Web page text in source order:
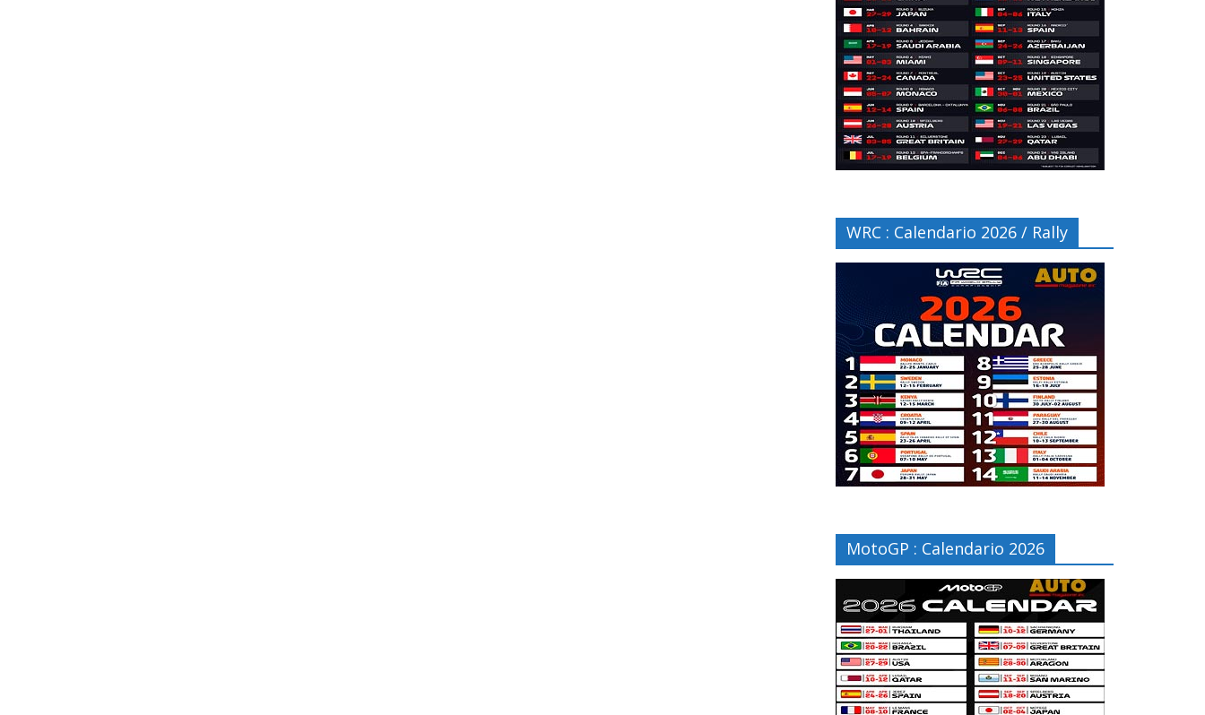
WRC : Calendario 2026 / Rally
MotoGP : Calendario 2026